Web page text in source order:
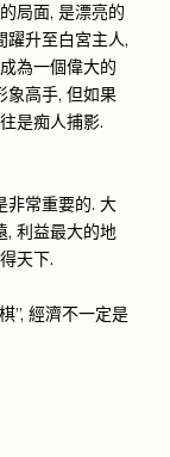
局面, 是漂亮的
躍升至白宮主人,
為一個偉大的
象高手, 但如果
是痴人捕影.
非常重要的. 大
, 利益最大的地
天下.
”, 經濟不一定是